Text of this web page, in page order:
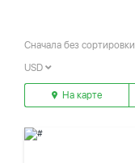
Сначала без сортировки
USD
На карте